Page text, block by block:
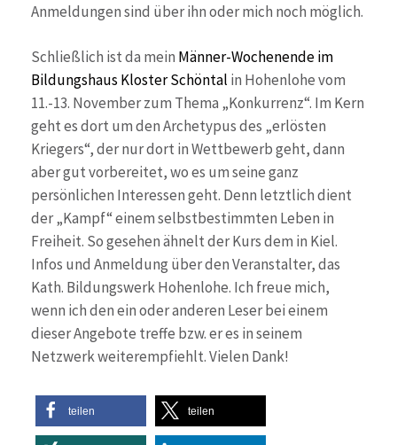
Anmeldungen sind über ihn oder mich noch möglich.
Schließlich ist da mein Männer-Wochenende im
Bildungshaus Kloster Schöntal in Hohenlohe vom
11.-13. November zum Thema „Konkurrenz“. Im Kern
geht es dort um den Archetypus des „erlösten
Kriegers“, der nur dort in Wettbewerb geht, dann
aber gut vorbereitet, wo es um seine ganz
persönlichen Interessen geht. Denn letztlich dient
der „Kampf“ einem selbstbestimmten Leben in
Freiheit. So gesehen ähnelt der Kurs dem in Kiel.
Infos und Anmeldung über den Veranstalter, das
Kath. Bildungswerk Hohenlohe. Ich freue mich,
wenn ich den ein oder anderen Leser bei einem
dieser Angebote treffe bzw. er es in seinem
Netzwerk weiterempfiehlt. Vielen Dank!
teilen teilen